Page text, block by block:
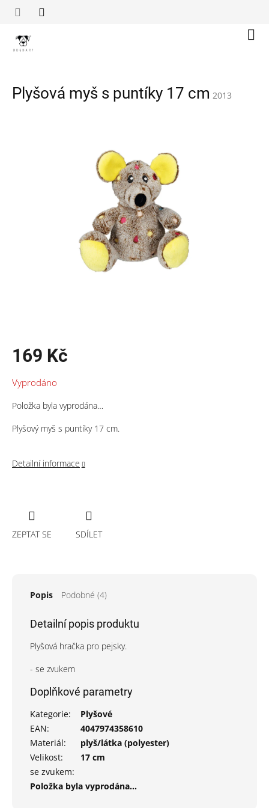
Plyšová myš s puntíky 17 cm 2013
169 Kč
cena:
Vyprodáno
Položka byla vyprodána…
Plyšový myš s puntíky 17 cm.
Detailní informace
ZEPTAT SE SDÍLET
Popis Podobné (4)
Detailní popis produktu
Plyšová hračka pro pejsky.
- se zvukem
Doplňkové parametry
Kategorie:
Plyšové
EAN:
4047974358610
Materiál:
plyš/látka (polyester)
Velikost:
17 cm
se zvukem:
Položka byla vyprodána…